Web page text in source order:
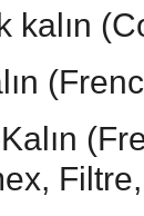
kalın